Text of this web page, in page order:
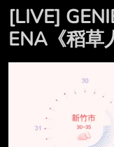
[LIVE]
ENA《稻草